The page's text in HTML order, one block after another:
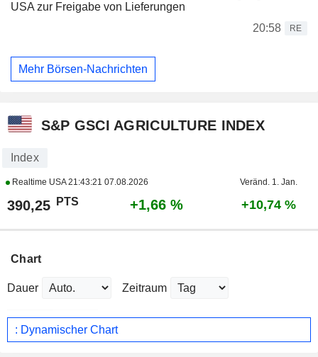
USA zur Freigabe von Lieferungen
20:58
RE
Mehr Börsen-Nachrichten
S&P GSCI AGRICULTURE INDEX
Index
Realtime USA21:43:21 07.08.2026 Veränd. 1. Jan.
390,25 PTS +1,66 % +10,74 %
Chart
Dauer Zeitraum
: Dynamischer Chart